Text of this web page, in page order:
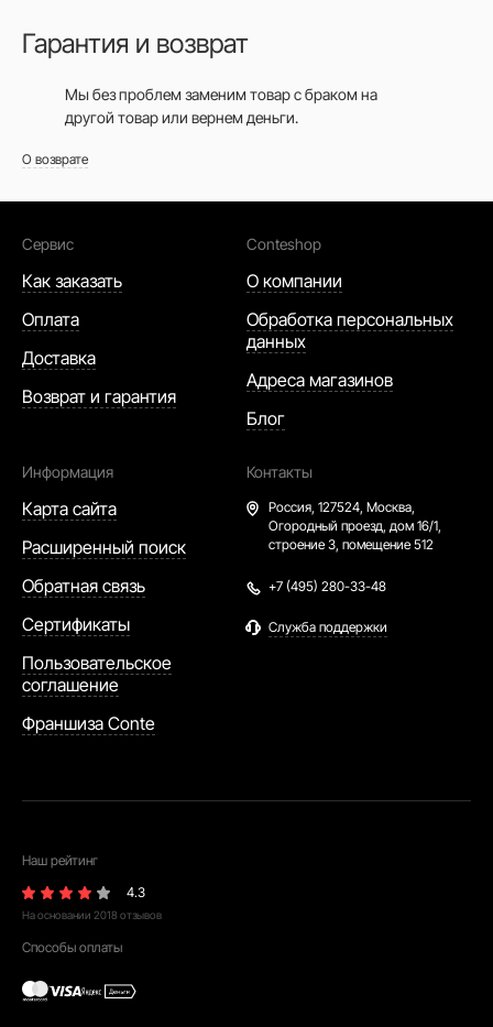
Гарантия и возврат
Мы без проблем заменим товар с браком на
другой товар или вернем деньги.
О возврате
Сервис
Как заказать
Оплата
Доставка
Возврат и гарантия
Conteshop
О компании
Обработка персональных
данных
Адреса магазинов
Блог
Информация
Карта сайта
Расширенный поиск
Обратная связь
Сертификаты
Пользовательское
соглашение
Франшиза Conte
Контакты
Россия, 127524, Москва,
Огородный проезд, дом 16/1,
строение 3, помещение 512
+7 (495) 280-33-48
Служба поддержки
Наш рейтинг
4.3
На основании 2018 отзывов
Способы оплаты